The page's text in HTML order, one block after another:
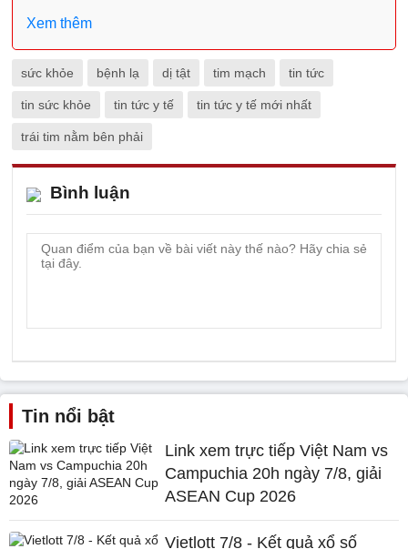
Xem thêm
sức khỏe bệnh lạ dị tật tim mạch tin tức
tin sức khỏe tin tức y tế tin tức y tế mới nhất
trái tim nằm bên phải
Bình luận
Tin nổi bật
Link xem trực tiếp Việt Nam vs
Campuchia 20h ngày 7/8, giải
ASEAN Cup 2026
Vietlott 7/8 - Kết quả xổ số